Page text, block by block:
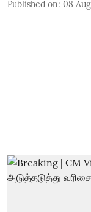
Published on: 08